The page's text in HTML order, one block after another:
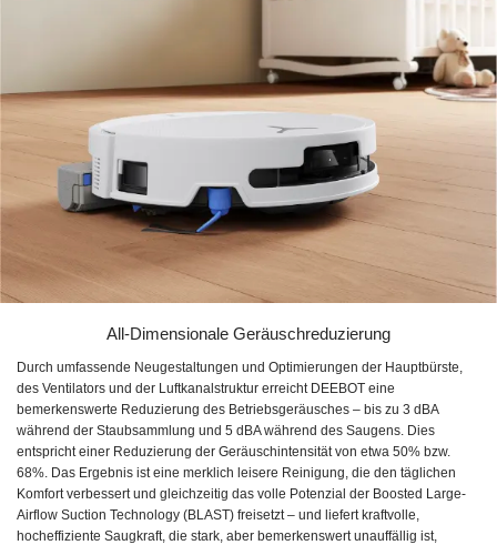
All-Dimensionale Geräuschreduzierung
Durch umfassende Neugestaltungen und Optimierungen der Hauptbürste,
des Ventilators und der Luftkanalstruktur erreicht DEEBOT eine
bemerkenswerte Reduzierung des Betriebsgeräusches – bis zu 3 dBA
während der Staubsammlung und 5 dBA während des Saugens. Dies
entspricht einer Reduzierung der Geräuschintensität von etwa 50% bzw.
68%. Das Ergebnis ist eine merklich leisere Reinigung, die den täglichen
Komfort verbessert und gleichzeitig das volle Potenzial der Boosted Large-
Airflow Suction Technology (BLAST) freisetzt – und liefert kraftvolle,
hocheffiziente Saugkraft, die stark, aber bemerkenswert unauffällig ist,